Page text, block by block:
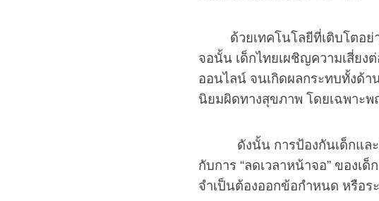
ด้วยเทคโนโลยีที่เติบโตอย่าง
จอนั้น เด็กไทยเผชิญความเสี่ยง
ออนไลน์ จนเกิดผลกระทบทั้งด้
นิยมผิดทางสุขภาพ โดยเฉพาะพ
ดังนั้น การป้องกันเด็กและเย
กับการ “ลดเวลาหน้าจอ” ของเ
จำเป็นต้องออกข้อกำหนด หรือร